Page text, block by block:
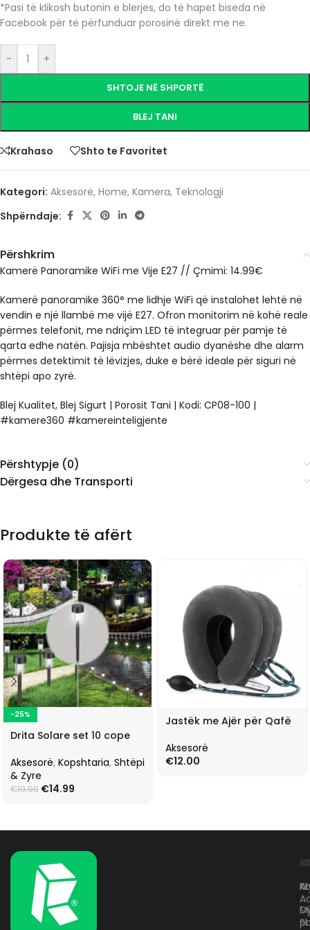
*Pasi të klikosh butonin e blerjes, do të hapet biseda në
Facebook për të përfunduar porosinë direkt me ne.
- +
SHTOJE NË SHPORTË
BLEJ TANI
Krahaso Shto te Favoritet
Kategori: Aksesorë, Home, Kamera, Teknologji
Shpërndaje:
Përshkrim
Kamerë Panoramike WiFi me Vije E27 // Çmimi: 14.99€
Kamerë panoramike 360° me lidhje WiFi që instalohet lehtë në
vendin e një llambë me vijë E27. Ofron monitorim në kohë reale
përmes telefonit, me ndriçim LED të integruar për pamje të
qarta edhe natën. Pajisja mbështet audio dyanëshe dhe alarm
përmes detektimit të lëvizjes, duke e bërë ideale për siguri në
shtëpi apo zyrë.
Blej Kualitet, Blej Sigurt | Porosit Tani | Kodi: CP08-100 |
#kamere360 #kamereinteligjente
Përshtypje (0)
Dërgesa dhe Transporti
Produkte të afërt
-25%
Drita Solare set 10 cope
Aksesorë, Kopshtaria, Shtëpi
& Zyre
€19.99 €14.99
Jastëk me Ajër për Qafë
Aksesorë
€12.00